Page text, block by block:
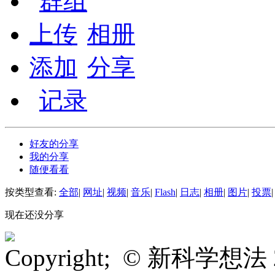
上传 相册
添加 分享
记录
好友的分享
我的分享
随便看看
按类型查看: 全部| 网址| 视频| 音乐| Flash| 日志| 相册| 图片| 投票|
现在还没分享
Copyright; © 新科学想